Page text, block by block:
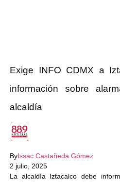
Exige INFO CDMX a
información sobre
alcaldía
ByIssac Castañeda Gómez
2 julio, 2025
La alcaldía Iztacalco debe